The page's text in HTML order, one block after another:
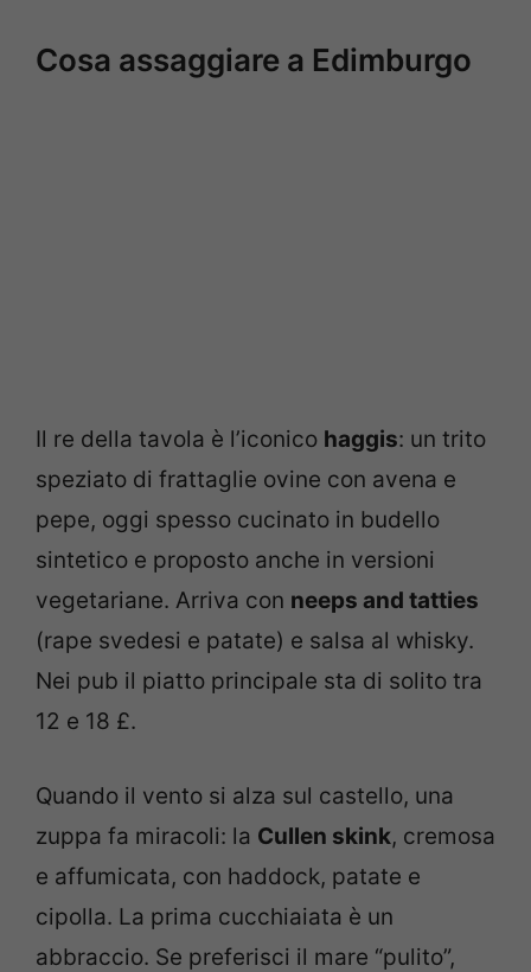
Cosa assaggiare a Edimburgo
Il re della tavola è l’iconico haggis: un trito
speziato di frattaglie ovine con avena e
pepe, oggi spesso cucinato in budello
sintetico e proposto anche in versioni
vegetariane. Arriva con neeps and tatties
(rape svedesi e patate) e salsa al whisky.
Nei pub il piatto principale sta di solito tra
12 e 18 £.
Quando il vento si alza sul castello, una
zuppa fa miracoli: la Cullen skink, cremosa
e affumicata, con haddock, patate e
cipolla. La prima cucchiaiata è un
abbraccio. Se preferisci il mare “pulito”,